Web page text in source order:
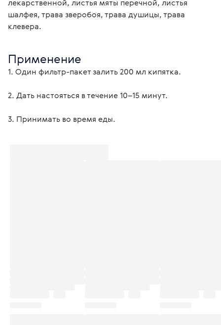
лекарственной, листья мяты перечной, листья
шалфея, трава зверобоя, трава душицы, трава
клевера.
Применение
1. Один фильтр-пакет залить 200 мл кипятка.
2. Дать настояться в течение 10–15 минут.
3. Принимать во время еды.